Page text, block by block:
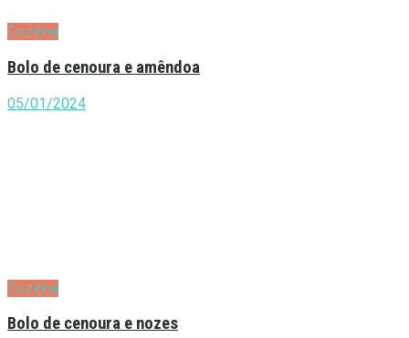
Cozinha
Bolo de cenoura e amêndoa
05/01/2024
Cozinha
Bolo de cenoura e nozes